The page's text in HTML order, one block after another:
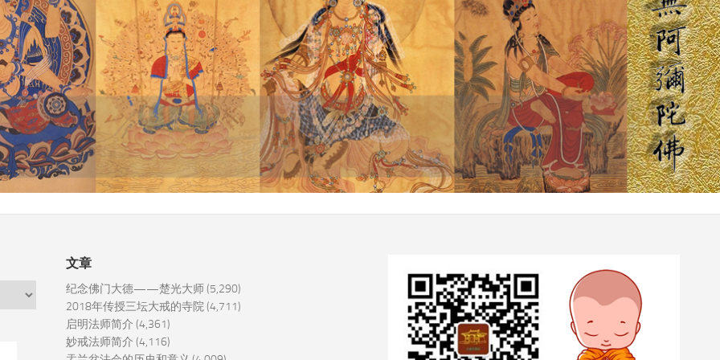
文章
纪念佛门大德——楚光大师(5,290)
2018年传授三坛大戒的寺院(4,711)
启明法师简介 (4,361)
妙戒法师简介 (4,116)